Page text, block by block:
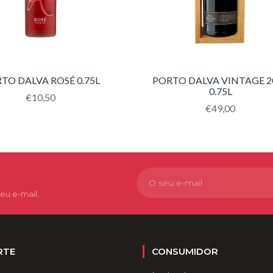
DALVA ROSÉ 0.75L
Translation
€10,50
PORTO DALVA VINTAGE
0.75L
Translation
€49,00
e-mail.
CONSUMIDOR